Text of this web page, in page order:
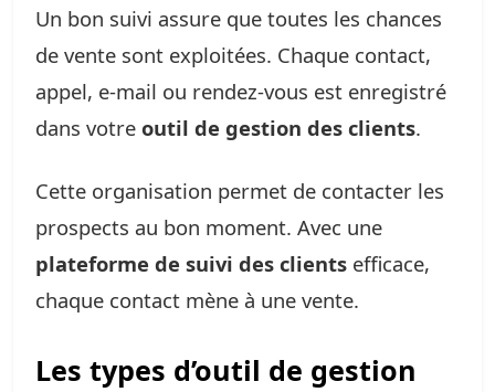
Un bon suivi assure que toutes les chances
de vente sont exploitées. Chaque contact,
appel, e-mail ou rendez-vous est enregistré
dans votre outil de gestion des clients.
Cette organisation permet de contacter les
prospects au bon moment. Avec une
plateforme de suivi des clients efficace,
chaque contact mène à une vente.
Les types d’outil de gestion